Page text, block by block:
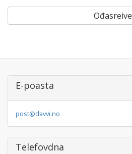
Ođasreive
E-poasta
post@davvi.no
Telefovdna